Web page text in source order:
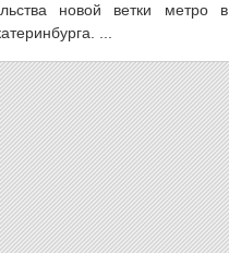
новой ветки метро в
...